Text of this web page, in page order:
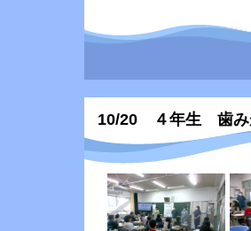
10/20 ４年生 歯み